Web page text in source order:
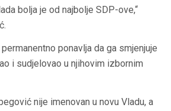
bolja je od najbolje SDP-ove,“
ponavlja da ga smjenjuje
i sudjelovao u njihovim izbornim
nije imenovan u novu Vladu, a